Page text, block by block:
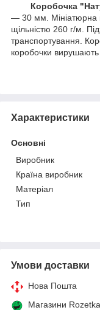
Коробочка
— 30 мм. Мініатюрна
щільністю 260 г/м.
транспортування.
коробочки вирушають
Характеристики
Основні
Виробник
Країна виробник
Матеріал
Тип
Умови доставки
Нова Пошта
Магазини Rozetka